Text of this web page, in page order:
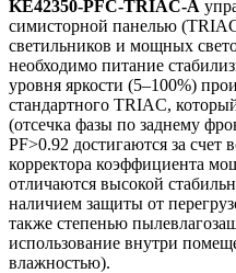
KE42350-PFC-TRIAC-A
симисторной панелью
светильников и мощных
необходимо питание
уровня яркости (5–100%)
стандартного TRIAC,
(отсечка фазы по заднему
PF>0.92 достигаются за счет
корректора коэффициента
отличаются высокой
наличием защиты от
также степенью
использование внутри
влажностью).